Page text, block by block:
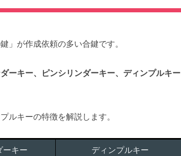
」が作成依頼の多い合鍵です。
ーキー、ピンシリンダーキー、ディンプルキー
ルキーの特徴を解説します。
ーキー ディンプルキー